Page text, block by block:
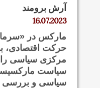
آرش برومند
16.07.2023
مارکس در
حرکت اقتصادی،
مرکزی سیاسی را
سیاست
سیاسی و